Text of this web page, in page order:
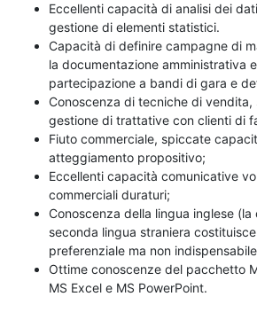
Eccellenti capacità di analisi dei
gestione di elementi statistici.
Capacità di definire campagne di
la documentazione amministrativa
partecipazione a bandi di gara e
Conoscenza di tecniche di vendita,
gestione di trattative con clienti di
Fiuto commerciale, spiccate
atteggiamento propositivo;
Eccellenti capacità comunicative
commerciali duraturi;
Conoscenza della lingua inglese (la
seconda lingua straniera
preferenziale ma non
Ottime conoscenze del pacchetto
MS Excel e MS PowerPoint.